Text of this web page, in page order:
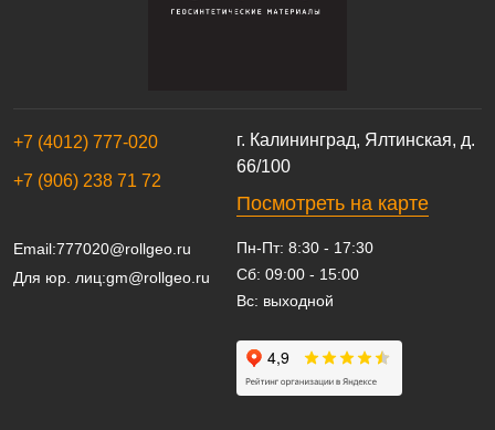
г. Калининград, Ялтинская, д.
66/100
Посмотреть на карте
+7 (4012) 777-020
+7 (906) 238 71 72
Email:777020@rollgeo.ru
Для юр. лиц:gm@rollgeo.ru
Пн-Пт: 8:30 - 17:30
Сб: 09:00 - 15:00
Вс: выходной